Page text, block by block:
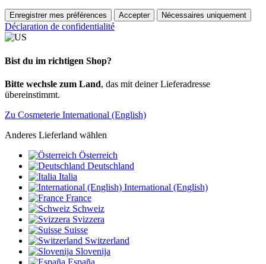
Enregistrer mes préférences Accepter Nécessaires uniquement
Déclaration de confidentialité
Bist du im richtigen Shop?
Bitte wechsle zum Land, das mit deiner Lieferadresse
übereinstimmt.
Zu Cosmeterie International (English)
Anderes Lieferland wählen
Österreich
Deutschland
Italia
International (English)
France
Schweiz
Svizzera
Suisse
Switzerland
Slovenija
España